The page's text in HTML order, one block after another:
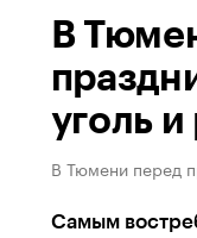
В
уголь
В Тюмени перед
Самым